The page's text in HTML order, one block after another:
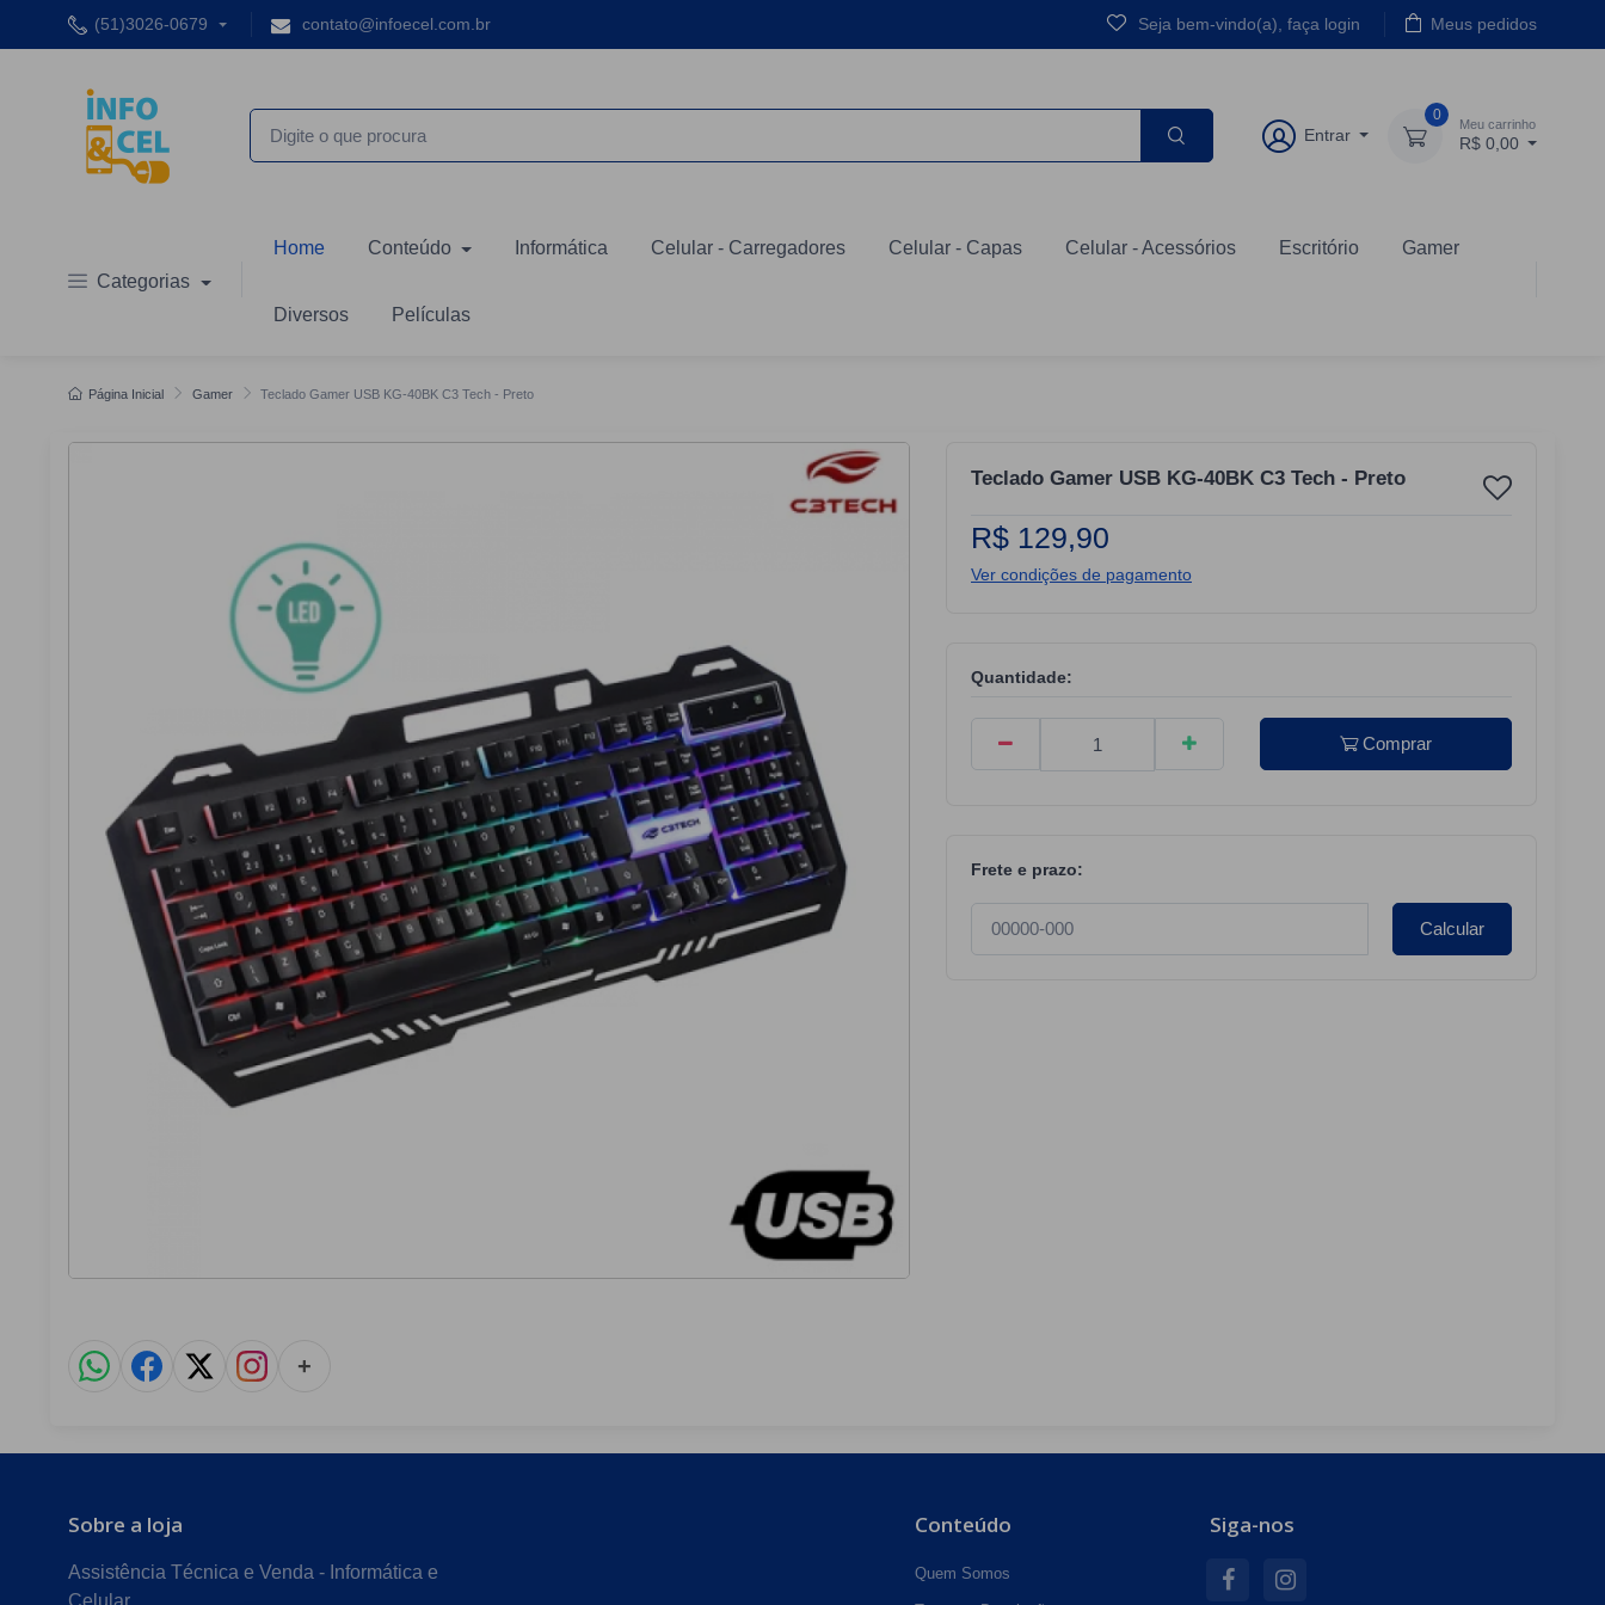
(51)3026-0679 contato@infoecel.com.br Seja bem-vindo(a), faça login Meus pedidos
Entrar
0
Meu carrinho
R$ 0,00
Categorias
Home Conteúdo Informática Celular - Carregadores Celular - Capas Celular - Acessórios Escritório Gamer
Diversos Películas
Página Inicial Gamer Teclado Gamer USB KG-40BK C3 Tech - Preto
Teclado Gamer USB KG-40BK C3 Tech - Preto
R$ 129,90
Ver condições de pagamento
Quantidade:
Comprar
Frete e prazo:
Calcular
+
Sobre a loja
Assistência Técnica e Venda - Informática e
Conteúdo
Quem Somos
Siga-nos